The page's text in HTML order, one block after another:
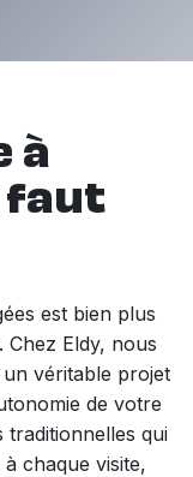
à
faut
est bien plus
Chez Eldy, nous
véritable projet
de votre
traditionnelles qui
chaque visite,